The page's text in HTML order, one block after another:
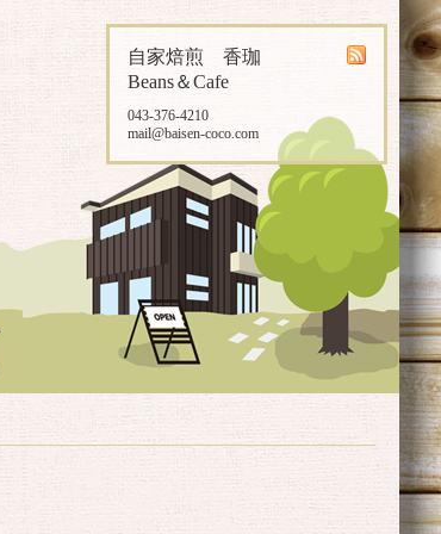
自家焙煎 香珈
Beans＆Cafe
043-376-4210
mail@baisen-coco.com